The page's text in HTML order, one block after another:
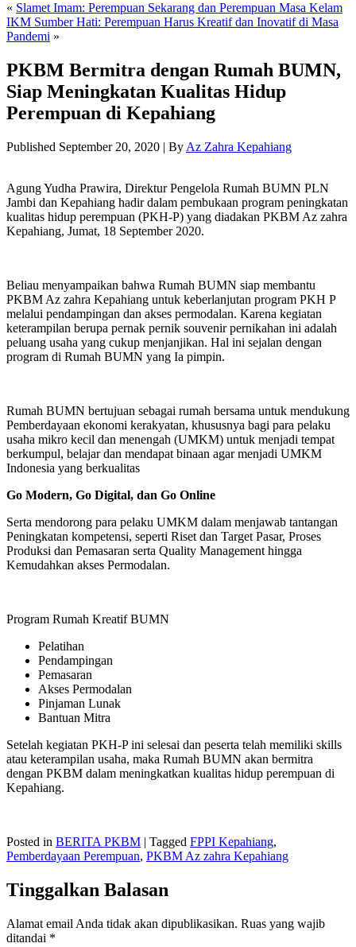
« Slamet Imam: Perempuan Sekarang dan Perempuan Masa Kelam
IKM Sumber Hati: Perempuan Harus Kreatif dan Inovatif di Masa
Pandemi »
PKBM Bermitra dengan Rumah BUMN,
Siap Meningkatan Kualitas Hidup
Perempuan di Kepahiang
Published September 20, 2020 | By Az Zahra Kepahiang
Agung Yudha Prawira, Direktur Pengelola Rumah BUMN PLN
Jambi dan Kepahiang hadir dalam pembukaan program peningkatan
kualitas hidup perempuan (PKH-P) yang diadakan PKBM Az zahra
Kepahiang, Jumat, 18 September 2020.
Beliau menyampaikan bahwa Rumah BUMN siap membantu
PKBM Az zahra Kepahiang untuk keberlanjutan program PKH P
melalui pendampingan dan akses permodalan. Karena kegiatan
keterampilan berupa pernak pernik souvenir pernikahan ini adalah
peluang usaha yang cukup menjanjikan. Hal ini sejalan dengan
program di Rumah BUMN yang Ia pimpin.
Rumah BUMN bertujuan sebagai rumah bersama untuk mendukung
Pemberdayaan ekonomi kerakyatan, khususnya bagi para pelaku
usaha mikro kecil dan menengah (UMKM) untuk menjadi tempat
berkumpul, belajar dan mendapat binaan agar menjadi UMKM
Indonesia yang berkualitas
Go Modern, Go Digital, dan Go Online
Serta mendorong para pelaku UMKM dalam menjawab tantangan
Peningkatan kompetensi, seperti Riset dan Target Pasar, Proses
Produksi dan Pemasaran serta Quality Management hingga
Kemudahkan akses Permodalan.
Program Rumah Kreatif BUMN
Pelatihan
Pendampingan
Pemasaran
Akses Permodalan
Pinjaman Lunak
Bantuan Mitra
Setelah kegiatan PKH-P ini selesai dan peserta telah memiliki skills
atau keterampilan usaha, maka Rumah BUMN akan bermitra
dengan PKBM dalam meningkatkan kualitas hidup perempuan di
Kepahiang.
Posted in BERITA PKBM | Tagged FPPI Kepahiang,
Pemberdayaan Perempuan, PKBM Az zahra Kepahiang
Tinggalkan Balasan
Alamat email Anda tidak akan dipublikasikan. Ruas yang wajib
ditandai *